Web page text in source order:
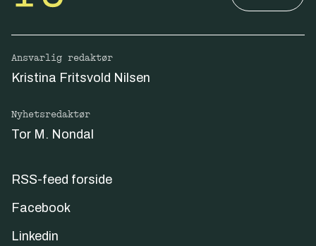
Ansvarlig redaktør
Kristina Fritsvold Nilsen
Nyhetsredaktør
Tor M. Nondal
RSS-feed forside
Facebook
Linkedin